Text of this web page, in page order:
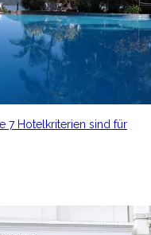
7 Hotelkriterien sind für